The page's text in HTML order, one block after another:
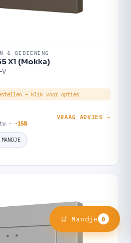
& BEDIENING
X1 (Mokka)
V
— klik voor opties
· -15%
VRAAG ADVIES →
🛒 Mandje 0